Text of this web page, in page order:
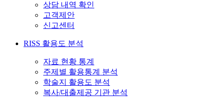
상담 내역 확인
고객제안
신고센터
RISS 활용도 분석
자료 현황 통계
주제별 활용통계 분석
학술지 활용도 분석
복사/대출제공 기관 분석